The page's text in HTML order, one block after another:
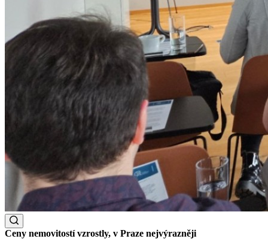
Ceny nemovitostí vzrostly, v Praze nejvýrazněji